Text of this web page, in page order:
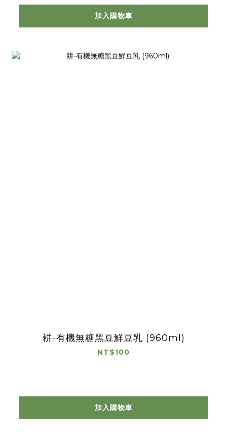
加入購物車
耕-有機無糖黑豆鮮豆乳 (960ml)
NT$100
加入購物車